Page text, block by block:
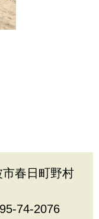
春日町野村
74-2076